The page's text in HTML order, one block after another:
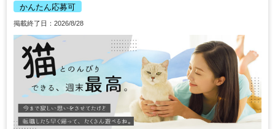
かんたん応募可
掲載終了日：2026/8/28